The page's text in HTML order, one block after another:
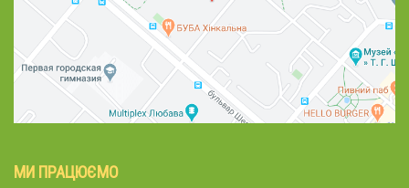
МИ ПРАЦЮЄМО